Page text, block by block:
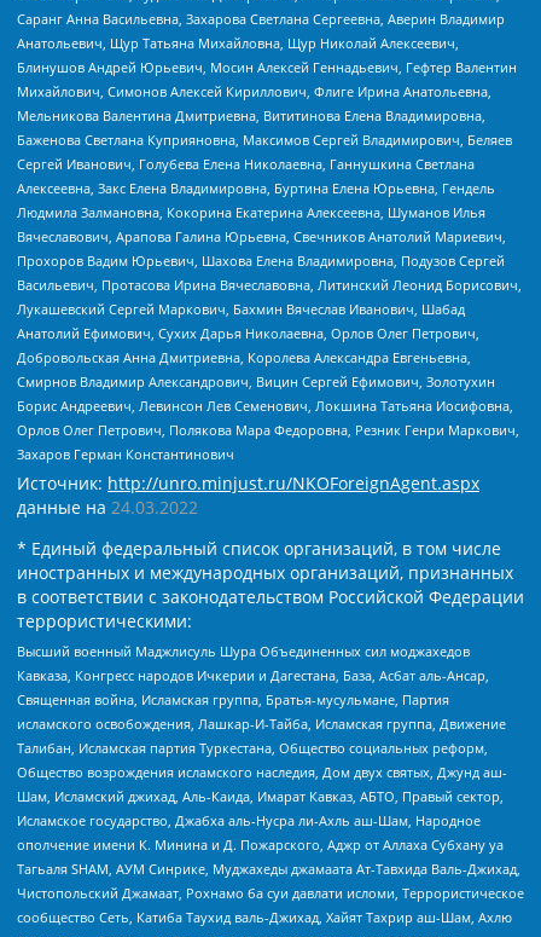
Саранг Анна Васильевна, Захарова Светлана Сергеевна, Аверин Владимир
Анатольевич, Щур Татьяна Михайловна, Щур Николай Алексеевич,
Блинушов Андрей Юрьевич, Мосин Алексей Геннадьевич, Гефтер Валентин
Михайлович, Симонов Алексей Кириллович, Флиге Ирина Анатольевна,
Мельникова Валентина Дмитриевна, Вититинова Елена Владимировна,
Баженова Светлана Куприяновна, Максимов Сергей Владимирович, Беляев
Сергей Иванович, Голубева Елена Николаевна, Ганнушкина Светлана
Алексеевна, Закс Елена Владимировна, Буртина Елена Юрьевна, Гендель
Людмила Залмановна, Кокорина Екатерина Алексеевна, Шуманов Илья
Вячеславович, Арапова Галина Юрьевна, Свечников Анатолий Мариевич,
Прохоров Вадим Юрьевич, Шахова Елена Владимировна, Подузов Сергей
Васильевич, Протасова Ирина Вячеславовна, Литинский Леонид Борисович,
Лукашевский Сергей Маркович, Бахмин Вячеслав Иванович, Шабад
Анатолий Ефимович, Сухих Дарья Николаевна, Орлов Олег Петрович,
Добровольская Анна Дмитриевна, Королева Александра Евгеньевна,
Смирнов Владимир Александрович, Вицин Сергей Ефимович, Золотухин
Борис Андреевич, Левинсон Лев Семенович, Локшина Татьяна Иосифовна,
Орлов Олег Петрович, Полякова Мара Федоровна, Резник Генри Маркович,
Захаров Герман Константинович
Источник: http://unro.minjust.ru/NKOForeignAgent.aspx
данные на 24.03.2022
* Единый федеральный список организаций, в том числе
иностранных и международных организаций, признанных
в соответствии с законодательством Российской Федерации
террористическими:
Высший военный Маджлисуль Шура Объединенных сил моджахедов
Кавказа, Конгресс народов Ичкерии и Дагестана, База, Асбат аль-Ансар,
Священная война, Исламская группа, Братья-мусульмане, Партия
исламского освобождения, Лашкар-И-Тайба, Исламская группа, Движение
Талибан, Исламская партия Туркестана, Общество социальных реформ,
Общество возрождения исламского наследия, Дом двух святых, Джунд аш-
Шам, Исламский джихад, Аль-Каида, Имарат Кавказ, АБТО, Правый сектор,
Исламское государство, Джабха аль-Нусра ли-Ахль аш-Шам, Народное
ополчение имени К. Минина и Д. Пожарского, Аджр от Аллаха Субхану уа
Тагьаля SHAM, АУМ Синрике, Муджахеды джамаата Ат-Тавхида Валь-Джихад,
Чистопольский Джамаат, Рохнамо ба суи давлати исломи, Террористическое
сообщество Сеть, Катиба Таухид валь-Джихад, Хайят Тахрир аш-Шам, Ахлю